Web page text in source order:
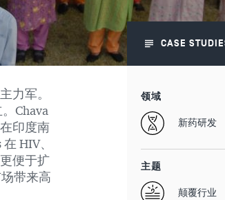
CASE
领域
新药研发
主题
颠覆行业
力军。
Chava
印度南
HIV、
便于扩
带来高